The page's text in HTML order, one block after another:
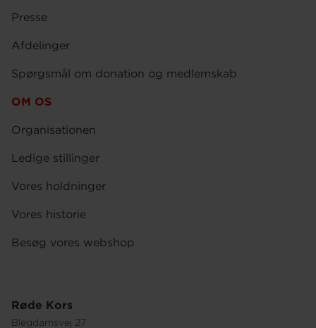
Røde Kors
Blegdamsvej 27
Presse
Afdelinger
Spørgsmål om donation og medlemskab
OM OS
Organisationen
Ledige stillinger
Vores holdninger
Vores historie
Besøg vores webshop